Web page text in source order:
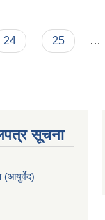
24 25 …
सूचना
(आयुर्वेद)